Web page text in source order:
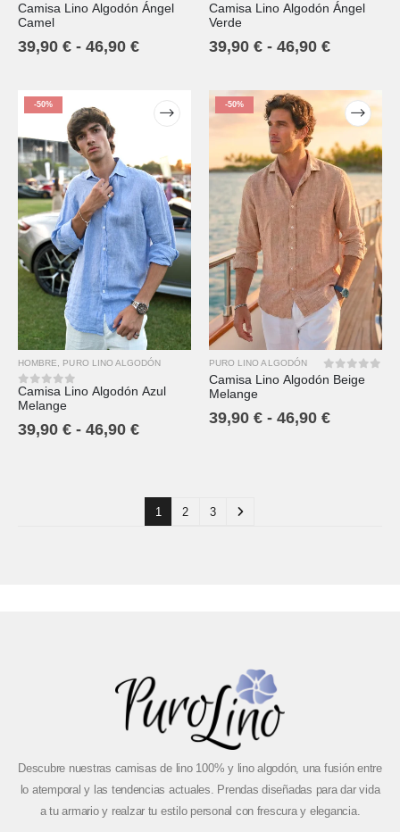
0 out of 5
Camisa Lino Algodón Ángel
Camel
39,90 € - 46,90 €
0 out of 5
Camisa Lino Algodón Ángel
Verde
39,90 € - 46,90 €
-50%
HOMBRE PURO LINO ALGODÓN
0out of 5
Camisa Lino Algodón Azul
Melange
39,90 € - 46,90 €
-50%
PURO LINO ALGODÓN
0 out of 5
Camisa Lino Algodón Beige
Melange
39,90 € - 46,90 €
1 2 3
Descubre nuestras camisas de lino 100% y lino algodón, una fusión entre
lo atemporal y las tendencias actuales. Prendas diseñadas para dar vida
a tu armario y realzar tu estilo personal con frescura y elegancia.